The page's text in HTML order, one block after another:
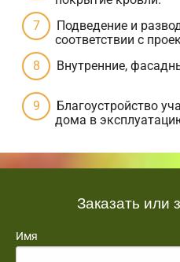
Подведение и
соответствии с
Внутренние,
Благоустройство
дома в
Заказать или
Имя